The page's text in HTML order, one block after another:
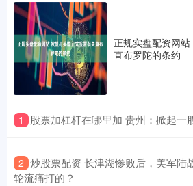
正规实盘配资网
直布罗陀的条约
1 股票加杠杆在哪里加 贵州：掀起一
2 炒股票配资 长津湖惨败后，美军陆
轮流痛打的？